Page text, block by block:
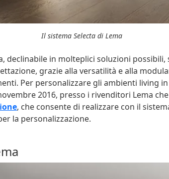
Il sistema Selecta di Lema
declinabile in molteplici soluzioni
grazie alla versatilità e alla
Per personalizzare gli ambienti living
2016, presso i rivenditori Lema
, che consente di realizzare con il
la personalizzazione.